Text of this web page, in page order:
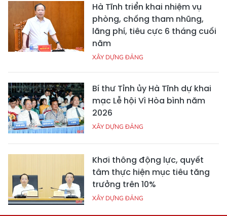
Hà Tĩnh triển khai nhiệm vụ
phòng, chống tham nhũng,
lãng phí, tiêu cực 6 tháng cuối
năm
XÂY DỰNG ĐẢNG
Bí thư Tỉnh ủy Hà Tĩnh dự khai
mạc Lễ hội Vì Hòa bình năm
2026
XÂY DỰNG ĐẢNG
Khơi thông động lực, quyết
tâm thực hiện mục tiêu tăng
trưởng trên 10%
XÂY DỰNG ĐẢNG